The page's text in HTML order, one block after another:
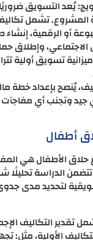
يُعد التسويق
المشروع. تشمل
أو الرقمية،
الاجتماعي، وإطلاق
يُنصح بإعداد خطة
جيد وتجنب أي مفاجآت
أطفال
الأطفال هي
الدراسة تحليلًا
لتحديد مدى
تقدير التكاليف
الأولية، مثل: